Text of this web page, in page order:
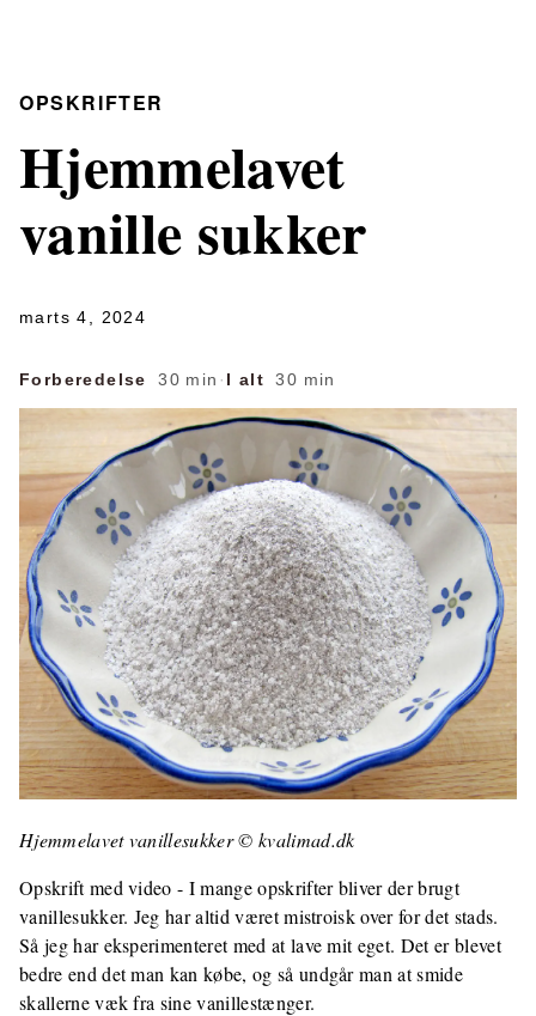
OPSKRIFTER
Hjemmelavet
vanille sukker
marts 4, 2024
Forberedelse 30 min · I alt 30 min
Hjemmelavet vanillesukker © kvalimad.dk
Opskrift med video - I mange opskrifter bliver der brugt
vanillesukker. Jeg har altid været mistroisk over for det stads.
Så jeg har eksperimenteret med at lave mit eget. Det er blevet
bedre end det man kan købe, og så undgår man at smide
skallerne væk fra sine vanillestænger.